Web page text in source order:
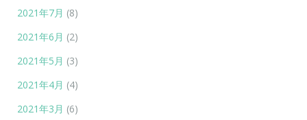
2021年7月 (8)
2021年6月 (2)
2021年5月 (3)
2021年4月 (4)
2021年3月 (6)